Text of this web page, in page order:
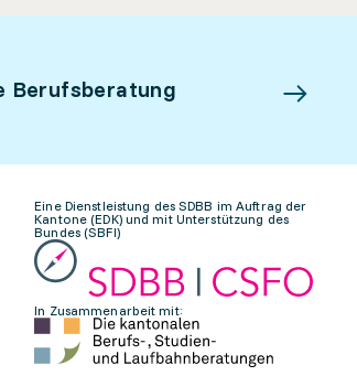
Berufsberatung
Eine Dienstleistung des SDBB im Auftrag der
Kantone (EDK) und mit Unterstützung des
Bundes (SBFI)
In Zusammenarbeit mit: